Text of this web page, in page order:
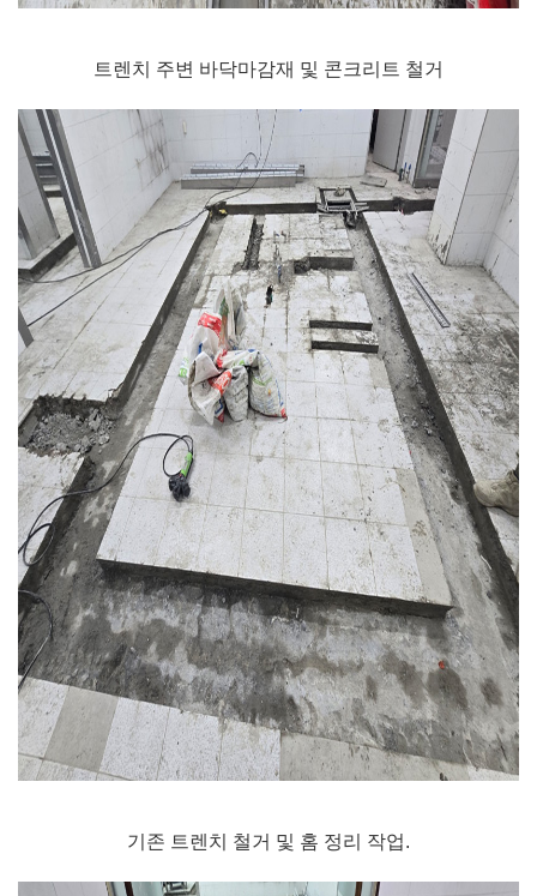
트렌치 주변 바닥마감재 및 콘크리트 철거
기존 트렌치 철거 및 홈 정리 작업.